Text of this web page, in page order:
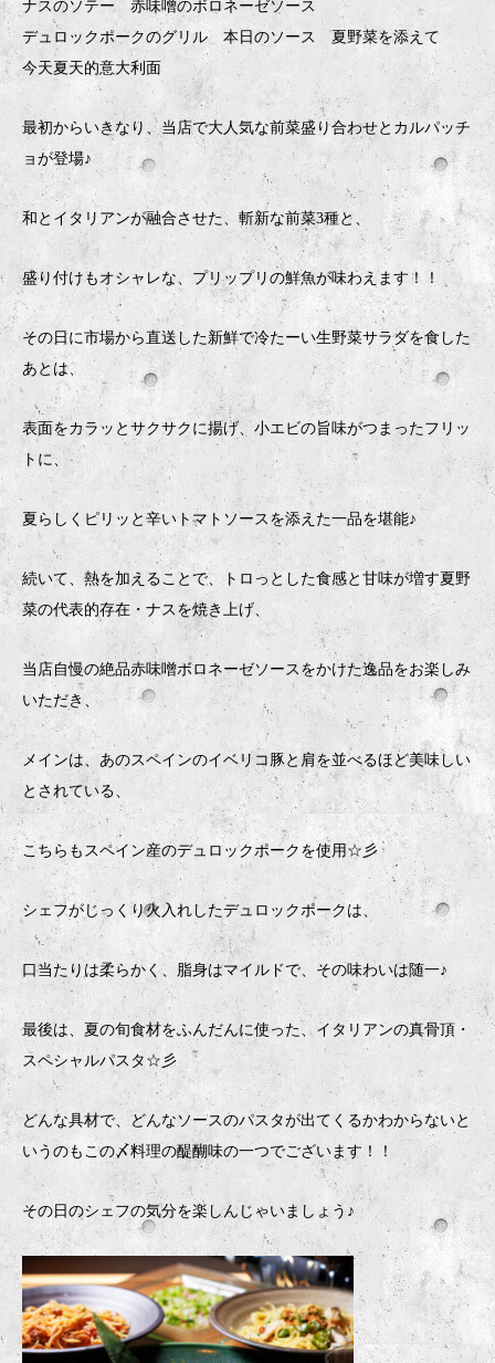
ナスのソテー 赤味噌のボロネーゼソース
デュロックポークのグリル 本日のソース 夏野菜を添えて
今天夏天的意大利面
最初からいきなり、当店で大人気な前菜盛り合わせとカルパッチ
ョが登場♪
和とイタリアンが融合させた、斬新な前菜3種と、
盛り付けもオシャレな、プリップリの鮮魚が味わえます！！
その日に市場から直送した新鮮で冷たーい生野菜サラダを食した
あとは、
表面をカラッとサクサクに揚げ、小エビの旨味がつまったフリッ
トに、
夏らしくピリッと辛いトマトソースを添えた一品を堪能♪
続いて、熱を加えることで、トロっとした食感と甘味が増す夏野
菜の代表的存在・ナスを焼き上げ、
当店自慢の絶品赤味噌ボロネーゼソースをかけた逸品をお楽しみ
いただき、
メインは、あのスペインのイベリコ豚と肩を並べるほど美味しい
とされている、
こちらもスペイン産のデュロックポークを使用☆彡
シェフがじっくり火入れしたデュロックポークは、
口当たりは柔らかく、脂身はマイルドで、その味わいは随一♪
最後は、夏の旬食材をふんだんに使った、イタリアンの真骨頂・
スペシャルパスタ☆彡
どんな具材で、どんなソースのパスタが出てくるかわからないと
いうのもこの〆料理の醍醐味の一つでございます！！
その日のシェフの気分を楽しんじゃいましょう♪